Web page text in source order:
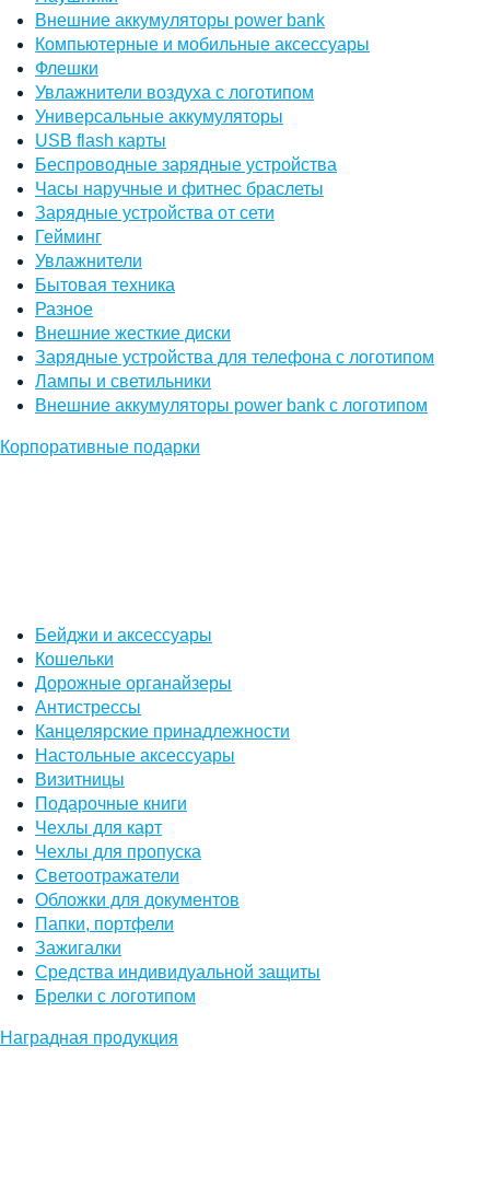
Внешние аккумуляторы power bank
Компьютерные и мобильные аксессуары
Флешки
Увлажнители воздуха с логотипом
Универсальные аккумуляторы
USB flash карты
Беспроводные зарядные устройства
Часы наручные и фитнес браслеты
Зарядные устройства от сети
Гейминг
Увлажнители
Бытовая техника
Разное
Внешние жесткие диски
Зарядные устройства для телефона с логотипом
Лампы и светильники
Внешние аккумуляторы power bank с логотипом
Корпоративные подарки
Бейджи и аксессуары
Кошельки
Дорожные органайзеры
Антистрессы
Канцелярские принадлежности
Настольные аксессуары
Визитницы
Подарочные книги
Чехлы для карт
Чехлы для пропуска
Светоотражатели
Обложки для документов
Папки, портфели
Зажигалки
Средства индивидуальной защиты
Брелки с логотипом
Наградная продукция